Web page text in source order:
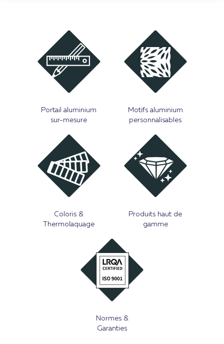
Portail aluminium
sur-mesure
Motifs aluminium
personnalisables
Coloris &
Thermolaquage
Produits haut de
gamme
Normes &
Garanties